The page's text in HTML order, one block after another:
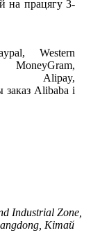
на працягу 3-
Western
Alipay,
заказ Alibaba і
Industrial Zone,
Кітай